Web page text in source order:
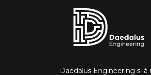
Daedalus Engineering s. à